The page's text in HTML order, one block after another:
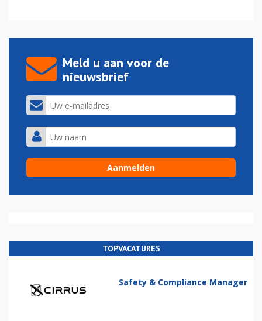
Meld u aan voor de
nieuwsbrief
TOPVACATURES
Safety & Compliance Manager